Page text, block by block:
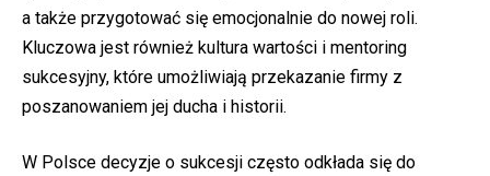
a także przygotować się emocjonalnie do nowej roli.
Kluczowa jest również kultura wartości i mentoring
sukcesyjny, które umożliwiają przekazanie firmy z
poszanowaniem jej ducha i historii.
W Polsce decyzje o sukcesji często odkłada się do